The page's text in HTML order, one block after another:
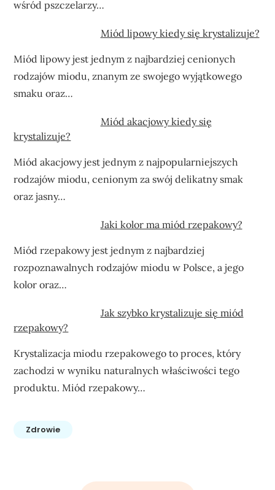
wśród pszczelarzy…
Miód lipowy kiedy się krystalizuje?
Miód lipowy jest jednym z najbardziej cenionych
rodzajów miodu, znanym ze swojego wyjątkowego
smaku oraz…
Miód akacjowy kiedy się
krystalizuje?
Miód akacjowy jest jednym z najpopularniejszych
rodzajów miodu, cenionym za swój delikatny smak
oraz jasny…
Jaki kolor ma miód rzepakowy?
Miód rzepakowy jest jednym z najbardziej
rozpoznawalnych rodzajów miodu w Polsce, a jego
kolor oraz…
Jak szybko krystalizuje się miód
rzepakowy?
Krystalizacja miodu rzepakowego to proces, który
zachodzi w wyniku naturalnych właściwości tego
produktu. Miód rzepakowy…
Zdrowie